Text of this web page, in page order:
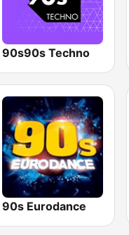
90s90s Techno
90s Eurodance